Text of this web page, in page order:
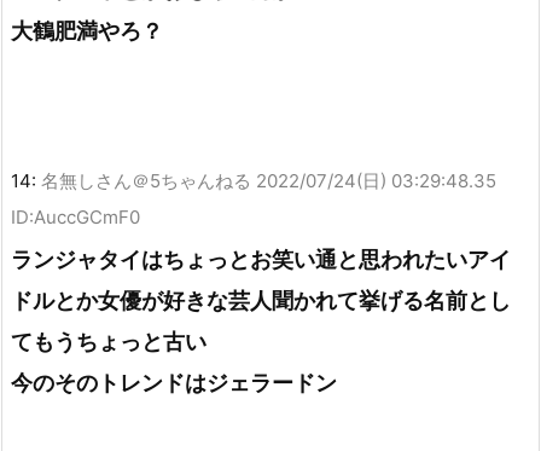
大鶴肥満やろ？
14: 名無しさん＠5ちゃんねる 2022/07/24(日) 03:29:48.35
ID:AuccGCmF0
ランジャタイはちょっとお笑い通と思われたいアイ
ドルとか女優が好きな芸人聞かれて挙げる名前とし
てもうちょっと古い
今のそのトレンドはジェラードン